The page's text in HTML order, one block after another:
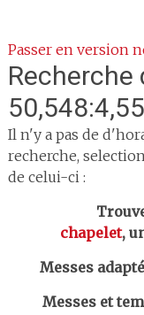
Passer en version
Recherche
Il n'y a pas de
recherche,
de celui-ci :
Trouver :
chapelet,
Messes
Messes et